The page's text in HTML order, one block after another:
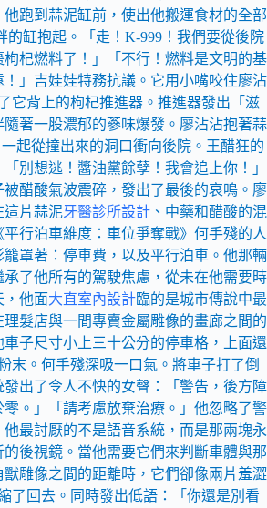
跑到蒜泥缸前，使出他搬運食材的全部
的缸抱起。「走！K-999！我們要從後院
杞燃料了！」「不行！燃料是文明的基
」吉娃娃特務抗議。它用小嘴咬住廖沾
它背上的枸杞推進器。推進器發出「滋
著一股濃郁的蔘味爆發。廖沾沾抱著蒜
起從撞出來的洞口衝向後院。王醋狂的
別想逃！醬油黨餘孽！我會追上你！」
醋酸氣波震碎，發出了最後的哀鳴。廖
這片蒜泥牙醫診所設計 、中藥和醋酸的混
行泊車維度：車位爭奪戰》何手殘的人
罩著：停車費，以及平行泊車。他那輛
了他所有的駕駛焦慮，從未在他需要時
，他面大直室內設計臨的是城市傳說中最
髮店與一間專賣金屬雕像的畫廊之間的
子尺寸小上三十公分的停車格，上面還
末。何手殘深吸一口氣。將車子打了倒
出了令人不快的女聲：「警告，後方障
。」「請考慮放棄治療。」他忽略了警
最討厭的不是語音系統，而是那兩塊永
後視鏡。當他需要它們來判斷車體與那
雕像之間的距離時，它們卻像兩片羞澀
了回去。同時發出低語：「你還是別看